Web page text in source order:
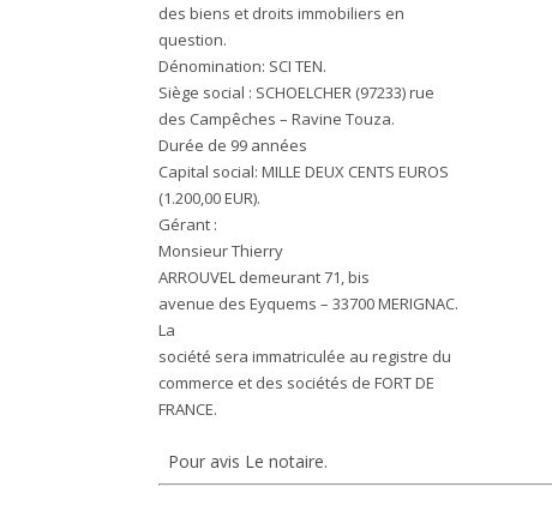
des biens et droits immobiliers en
question.
Dénomination: SCI TEN.
Siège social : SCHOELCHER (97233) rue
des Campêches – Ravine Touza.
Durée de 99 années
Capital social: MILLE DEUX CENTS EUROS
(1.200,00 EUR).
Gérant :
Monsieur Thierry
ARROUVEL demeurant 71, bis
avenue des Eyquems – 33700 MERIGNAC.
La
société sera immatriculée au registre du
commerce et des sociétés de FORT DE
FRANCE.
Pour avis Le notaire.